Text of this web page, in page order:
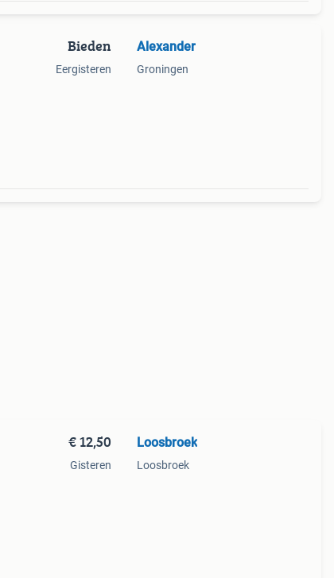
Bieden
Eergisteren
Alexander
Groningen
€ 12,50
Gisteren
Loosbroek
Loosbroek